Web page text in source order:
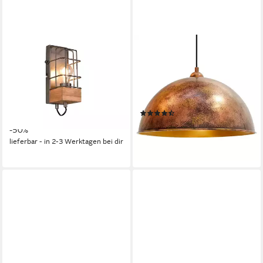
MEINEWUNSCHLEUCHTE
Wandleuchte, ohne
Leuchtmittel, Industrial Innen
Wand-Beleuchtung mit Gitter
und Holz, Höhe 22,5cm
UVP49,99 €
-50%
lieferbar - in 2-3 Werktagen bei dir
Kupferfarbe, E27, Handgemalt
Vintage Industrial Style
Lampe, ohne Leuchtmittel
(10)
ab 61,20 €
lieferbar - in 3-4 Werktagen bei dir